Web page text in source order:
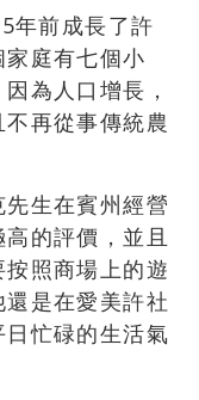
年前成長了許
庭有七個小
為人口增長，
再從事傳統農
生在賓州經營
的評價，並且
照商場上的遊
是在愛美許社
忙碌的生活氣